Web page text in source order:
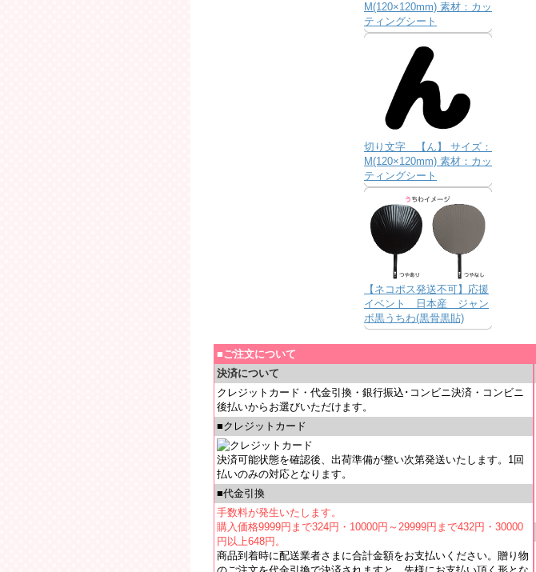
M(120×120mm) 素材：カッ
ティングシート
切り文字 【ん】 サイズ：
M(120×120mm) 素材：カッ
ティングシート
【ネコポス発送不可】応援
イベント 日本産 ジャン
ボ黒うちわ(黒骨黒貼)
■ご注文について
決済について
クレジットカード・代金引換・銀行振込･コンビニ決済・コンビニ
後払いからお選びいただけます。
■クレジットカード
決済可能状態を確認後、出荷準備が整い次第発送いたします。1回
払いのみの対応となります。
■代金引換
手数料が発生いたします。
購入価格9999円まで324円・10000円～29999円まで432円・30000
円以上648円。
商品到着時に配送業者さまに合計金額をお支払いください。贈り物